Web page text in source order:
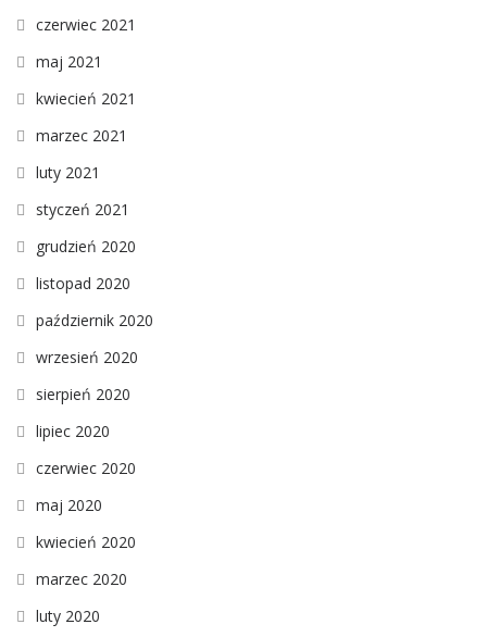
czerwiec 2021
maj 2021
kwiecień 2021
marzec 2021
luty 2021
styczeń 2021
grudzień 2020
listopad 2020
październik 2020
wrzesień 2020
sierpień 2020
lipiec 2020
czerwiec 2020
maj 2020
kwiecień 2020
marzec 2020
luty 2020